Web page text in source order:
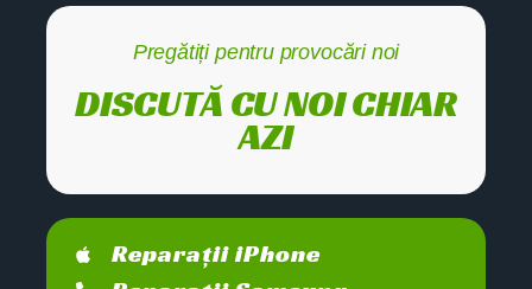
Pregătiți pentru provocări noi
DISCUTĂ CU NOI CHIAR
AZI
Reparații iPhone